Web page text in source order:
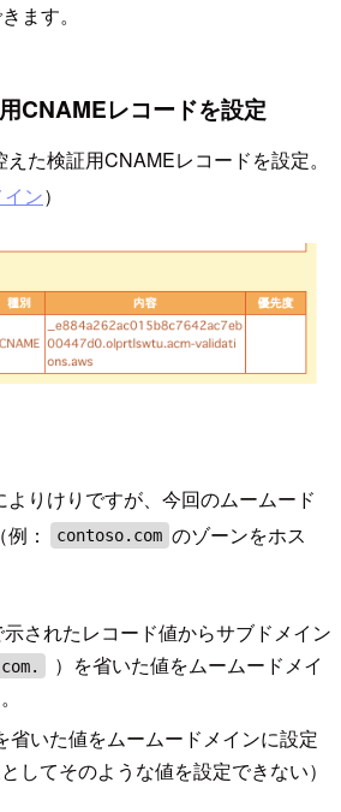
ます。
CNAMEレコードを設定
た検証用CNAMEレコードを設定。
ン）
りけりですが、今回のムームード
：
contoso.com のゾーンをホス
されたレコード値からサブドメイン
）を省いた値をムームードメイ
省いた値をムームードメインに設定
してそのような値を設定できない）